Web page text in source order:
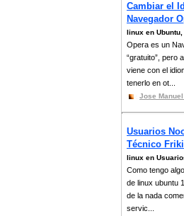
Cambiar el
Navegador
linux en
Opera es un
“gratuito”, pero
viene con el
tenerlo en ot...
Jose
Usuarios
Técnico
linux en
Como tengo
de linux ubuntu
de la nada
servic...